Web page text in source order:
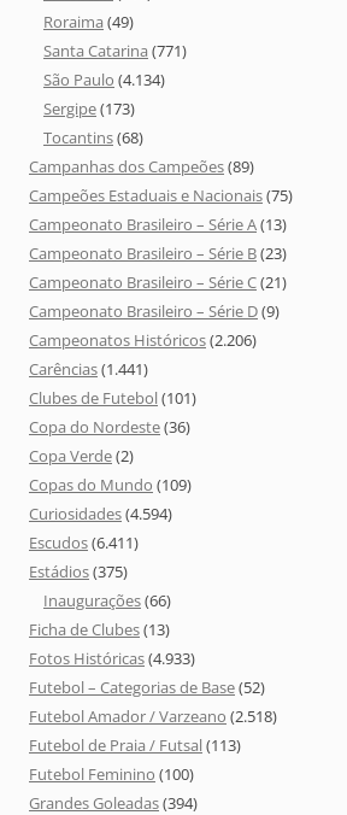
Roraima (49)
Santa Catarina (771)
São Paulo (4.134)
Sergipe(173)
Tocantins(68)
Campanhas dos Campeões(89)
Campeões Estaduais e Nacionais(75)
Campeonato Brasileiro – Série A(13)
Campeonato Brasileiro – Série B(23)
Campeonato Brasileiro – Série C(21)
Campeonato Brasileiro – Série D(9)
Campeonatos Históricos(2.206)
Carências(1.441)
Clubes de Futebol(101)
Copa do Nordeste(36)
Copa Verde(2)
Copas do Mundo (109)
Curiosidades(4.594)
Escudos(6.411)
Estádios(375)
Inaugurações(66)
Ficha de Clubes(13)
Fotos Históricas(4.933)
Futebol – Categorias de Base(52)
Futebol Amador / Varzeano (2.518)
Futebol de Praia / Futsal(113)
Futebol Feminino (100)
Grandes Goleadas(394)